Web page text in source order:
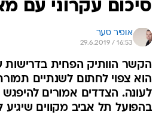
סיכום עקרוני עם
אופיר סער
29.6.2019 / 16:53
הקשר הוותיק הפחית בדרישות
לעונה. הצדדים אמורים
בהפועל תל אביב מקווים שיגיע